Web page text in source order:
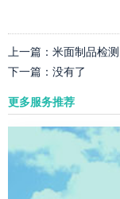
上一篇： 米面制品检测
下一篇： 没有了
更多服务推荐